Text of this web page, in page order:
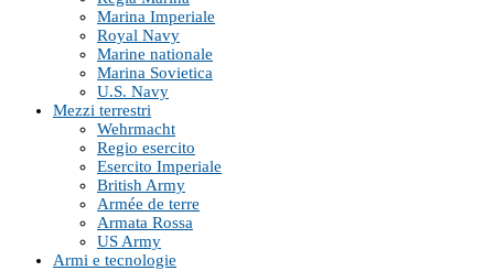
Marina Imperiale
Royal Navy
Marine nationale
Marina Sovietica
U.S. Navy
Mezzi terrestri
Wehrmacht
Regio esercito
Esercito Imperiale
British Army
Armée de terre
Armata Rossa
US Army
Armi e tecnologie